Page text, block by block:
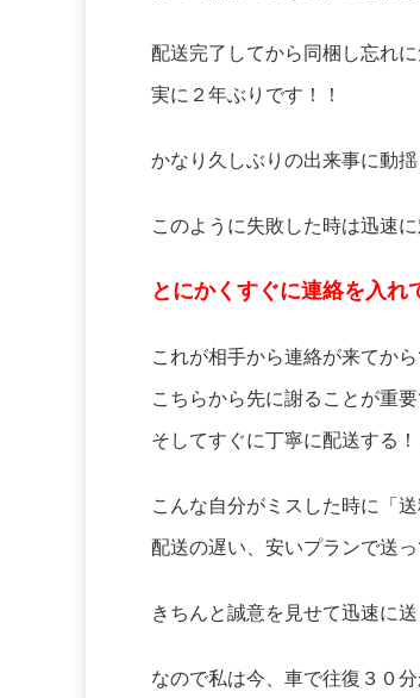
配送完了してから同梱し忘れ
実に２年ぶりです！！
かなり久しぶりの出来事に動
このように失敗した時は迅速
とにかくすぐに連絡を入れ
これが相手から連絡が来てか
こちらから先に謝ることが重要
そしてすぐに丁寧に配送する！
こんな自分がミスした時に「
配送の遅い、安いプランで送
きちんと誠意を見せて迅速に送
なので私は今、車で往復３０